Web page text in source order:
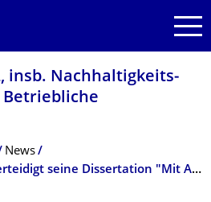
insb. Nachhaltigkeits­
News
Herr Frederik Plewnia verteidigt seine Dissertation "Mit Auszeichnung"